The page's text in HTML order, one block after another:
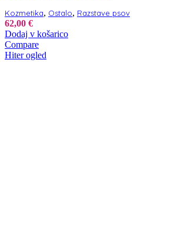
Kozmetika, Ostalo, Razstave psov
62,00 €
Dodaj v košarico
Compare
Hiter ogled